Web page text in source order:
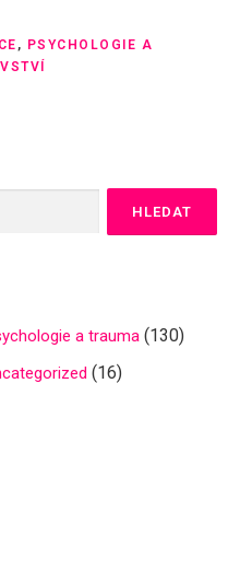
, PSYCHOLOGIE A
a trauma (130)
(16)